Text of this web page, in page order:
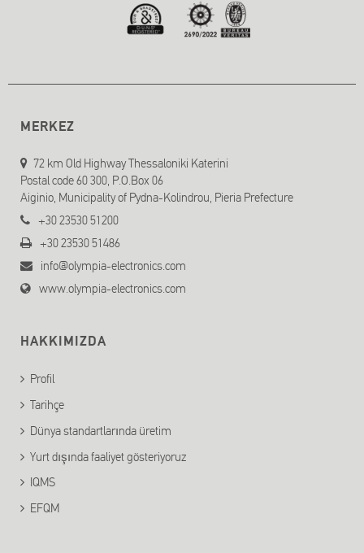
MERKEZ
72 km Old Highway Thessaloniki Katerini
Postal code 60 300, P.O.Box 06
Aiginio, Municipality of Pydna-Kolindrou, Pieria Prefecture
+30 23530 51200
+30 23530 51486
info@olympia-electronics.com
www.olympia-electronics.com
HAKKIMIZDA
Profil
Tarihçe
Dünya standartlarında üretim
Yurt dışında faaliyet gösteriyoruz
IQMS
EFQM